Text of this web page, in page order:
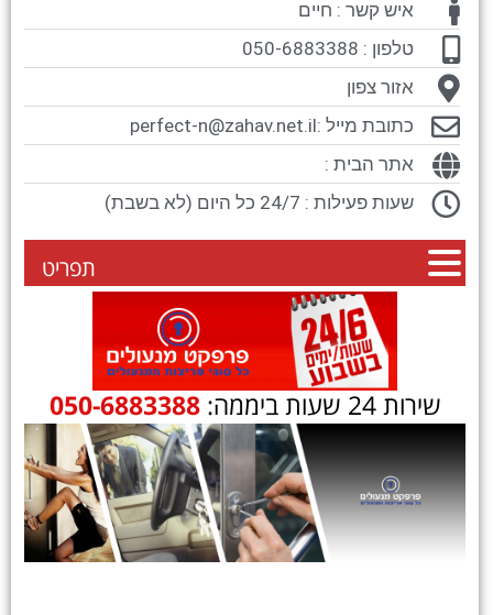
איש קשר : חיים
טלפון : 050-6883388
אזור צפון
כתובת מייל :perfect-n@zahav.net.il
אתר הבית :
שעות פעילות : 24/7 כל היום (לא בשבת)